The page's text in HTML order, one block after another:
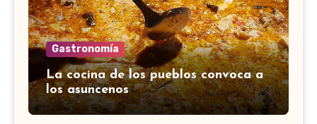
Gastronomía
La cocina de los pueblos convoca a
los asuncenos